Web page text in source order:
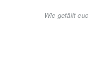
Wie gefällt